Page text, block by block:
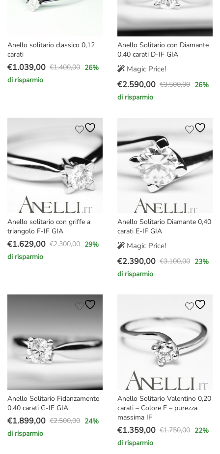
Anello solitario classico 0,12
carati
€1.400,00
Il
prezzo
€1.039,00
Il
prezzo
26%
di risparmio
Anello Solitario con Diamante
0.40 carati D-IF GIA
Magic Price!
€3.500,00
Il
prezzo
€3.500,00.
€2.590,00
Il
prezzo
€2.590,00.
26%
di risparmio
Anello solitario con griffe a
triangolo F-IF GIA
€2.300,00
Il
prezzo
€1.629,00
Il
prezzo
29%
di risparmio
Anello Solitario Diamante 0,40
carati E-IF GIA
Magic Price!
€3.100,00
Il
prezzo
€3.100,00.
€2.390,00
Il
prezzo
€2.390,00.
23%
di risparmio
Anello Solitario Fidanzamento
0.40 carati G-IF GIA
€2.500,00
Il
prezzo
€1.899,00
Il
prezzo
24%
di risparmio
Anello Solitario Valentino 0,20
carati – Colore F – purezza
massima IF
€1.750,00
Il
prezzo
€1.359,00
Il
prezzo
22%
di risparmio